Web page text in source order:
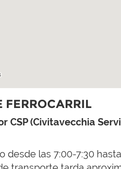
FERROCARRIL
CSP (Civitavecchia
desde las 7:00-7:30